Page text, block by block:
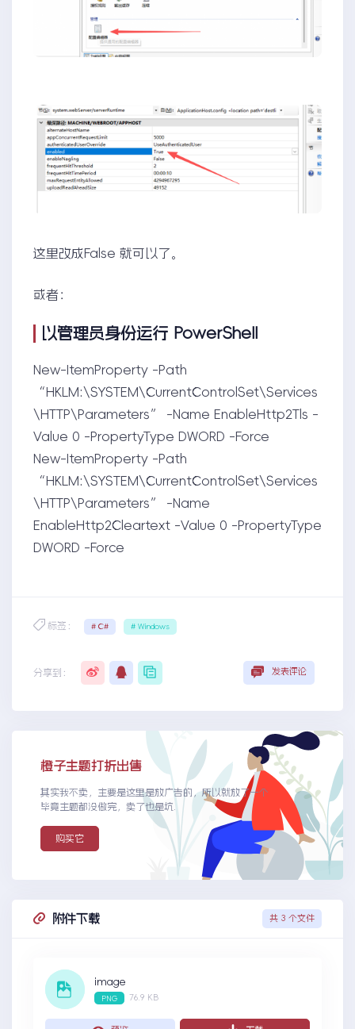
这里改成False 就可以了。
或者：
以管理员身份运行 PowerShell
New-ItemProperty -Path
“HKLM:\SYSTEM\CurrentControlSet\Services
\HTTP\Parameters” -Name EnableHttp2Tls -
Value 0 -PropertyType DWORD -Force
New-ItemProperty -Path
“HKLM:\SYSTEM\CurrentControlSet\Services
\HTTP\Parameters” -Name
EnableHttp2Cleartext -Value 0 -PropertyType
DWORD -Force
标签： # C# # Windows
分享到： 发表评论
橙子主题打折出售
其实我不卖，主要是这里是放广告的，所以就放了一个
毕竟主题都没做完，卖了也是坑.
购买它
附件下载 共 3 个文件
image
PNG 76.9 KB